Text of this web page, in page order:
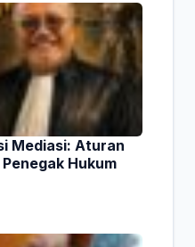
Mediasi: Aturan
Hukum